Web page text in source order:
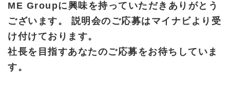
ME Groupに興味を持っていただきありがとう
ございます。
説明会のご応募はマイナビより受
け付けております。
社長を目指すあなたのご応募をお待ちしていま
す。